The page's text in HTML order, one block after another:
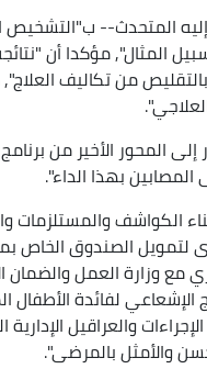
إليه المتحدث--
المثال", مؤكدا أن
بالتقليص من تكاليف
إلى المحور الأخير من
بهذا الداء".
الكواشف والمستلزمات
لتمويل الصندوق الخاص
مع وزارة العمل
الإشعاعي لفائدة
والعراقيل
والأمثل بالمرضى".